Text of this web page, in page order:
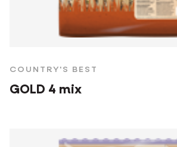
COUNTRY'S BEST
GOLD 4 mix